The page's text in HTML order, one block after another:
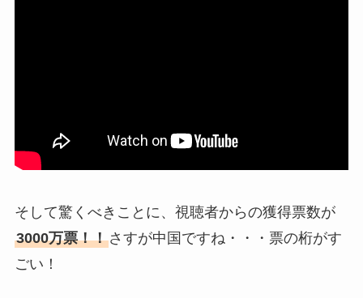
そして驚くべきことに、視聴者からの獲得票数が
3000万票！！さすが中国ですね・・・票の桁がす
ごい！